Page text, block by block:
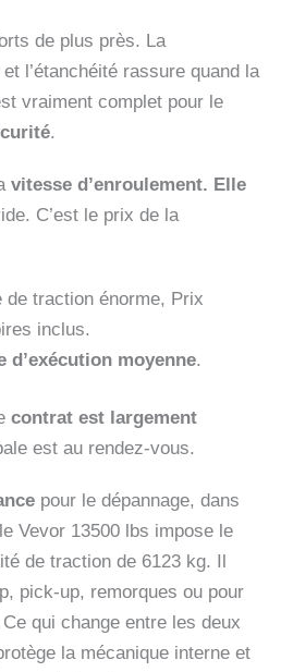
de plus près. La
l’étanchéité rassure quand la
vraiment complet pour le
.
vitesse d’enroulement. Elle
C’est le prix de la
de traction énorme, Prix
inclus.
d’exécution moyenne.
contrat est largement
est au rendez-vous.
pour le dépannage, dans
Vevor 13500 lbs impose le
de traction de 6123 kg. Il
pick-up, remorques ou pour
qui change entre les deux
la mécanique interne et